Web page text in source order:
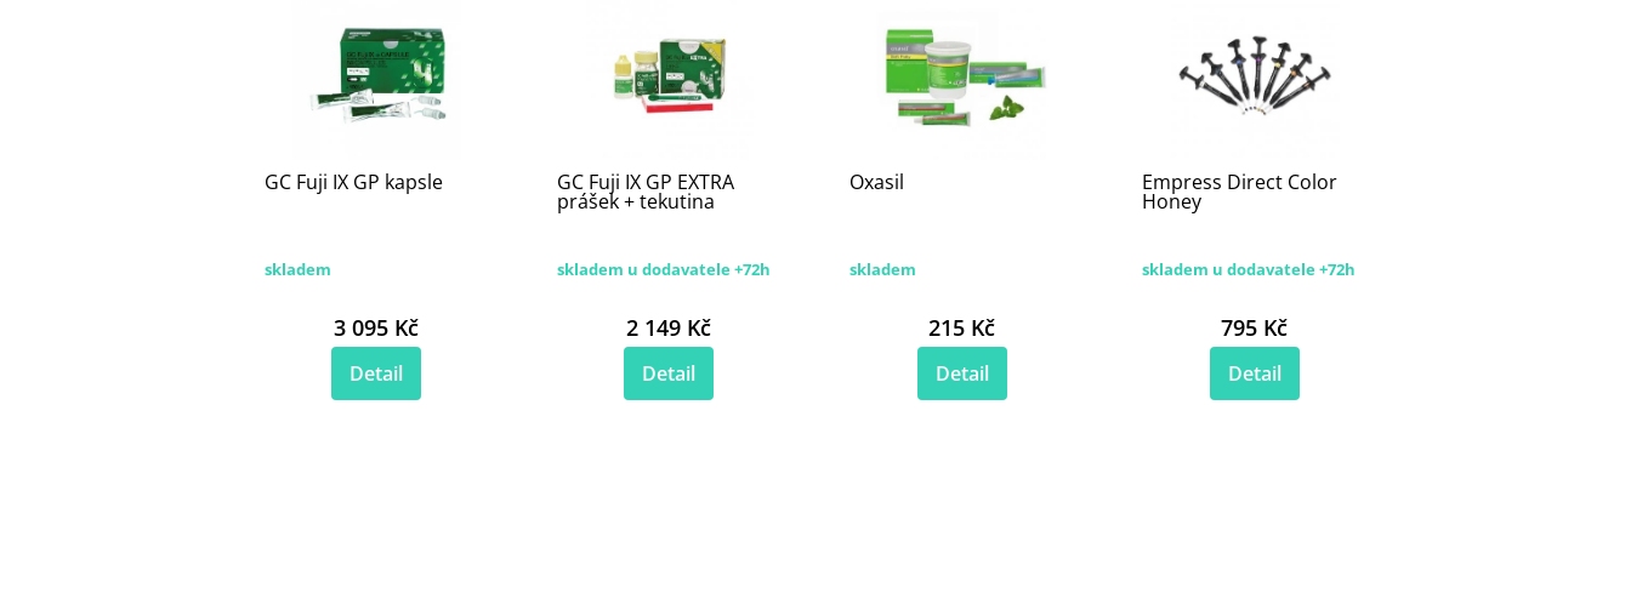
GC Fuji IX GP kapsle
skladem
3 095 Kč
Detail
GC Fuji IX GP EXTRA
prášek + tekutina
skladem u dodavatele +72h
2 149 Kč
Detail
Oxasil
skladem
215 Kč
Detail
Empress Direct Color
Honey
skladem u dodavatele +72h
795 Kč
Detail